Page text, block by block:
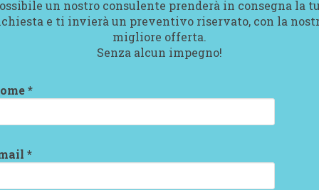
un nostro consulente prenderà in consegna la
e ti invierà un preventivo riservato, con la
migliore offerta.
Senza alcun impegno!
*
*